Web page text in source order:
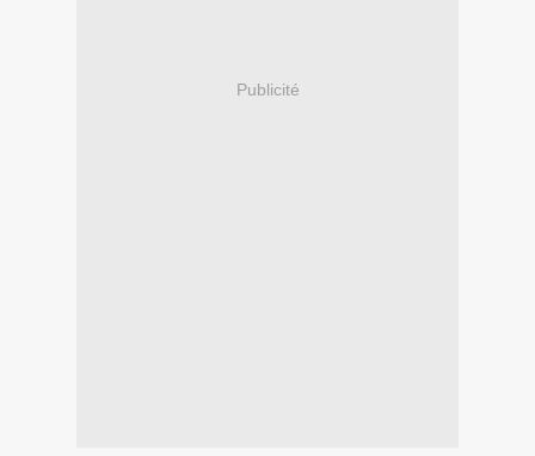
Publicité